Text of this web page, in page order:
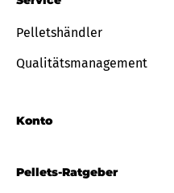
Pellets-Ratgeber
Pelletshändler
Qualitätsmanagement
Konto